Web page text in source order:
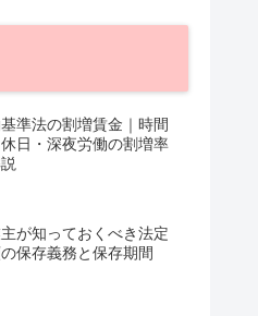
準法の割増賃金｜時間
日・深夜労働の割増率
が知っておくべき法定
保存義務と保存期間